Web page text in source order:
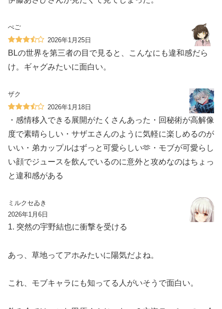
ぺご
2026年1月25日
BLの世界を第三者の目で見ると、こんなにも違和感だら
け。ギャグみたいに面白い。
ザク
2026年1月18日
・感情移入できる展開がたくさんあった・回秘術が高解像
度で素晴らしい・サザエさんのように気軽に楽しめるのが
いい・弟カップルはずっと可愛らしい🫶・モブが可愛らし
い顔でジュースを飲んでいるのに意外と攻めなのはちょっ
と違和感がある
ミルクセゐき
2026年1月6日
1. 突然の宇野結也に衝撃を受ける
あっ、草地ってアホみたいに陽気だよね。
これ、モブキャラにも知ってる人がいそうで面白い。